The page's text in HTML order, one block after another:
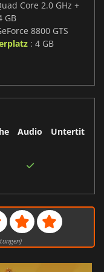
Core 2.0 GHz +
GB
8800 GTS
: 4 GB
Audio
Untertitel